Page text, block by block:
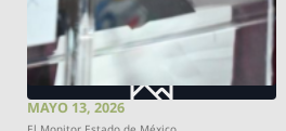
MAYO 13, 2026